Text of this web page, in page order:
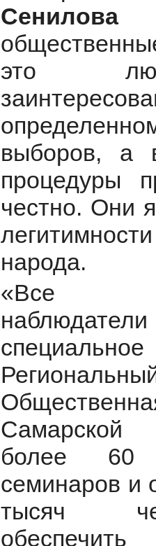
Сенилова
это
выборов, а
процедуры
честно. Они
народа.
«Все
Самарской
более 60
семинаров и
тысяч